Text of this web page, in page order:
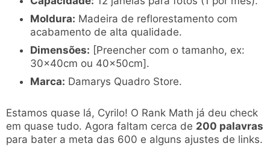
Moldura: Madeira de reflorestamento com
acabamento de alta qualidade.
Dimensões: [Preencher com o tamanho, ex:
30x40cm ou 40x50cm].
Marca: Damarys Quadro Store.
Estamos quase lá, Cyrilo! O Rank Math já deu check
em quase tudo. Agora faltam cerca de 200 palavras
para bater a meta das 600 e alguns ajustes de links.